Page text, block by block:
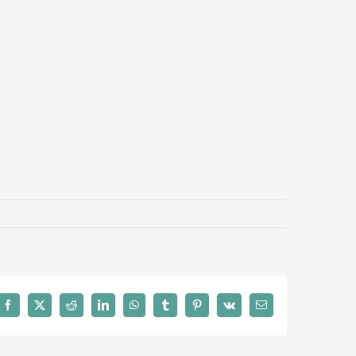
Facebook
X Reddit LinkedInWhatsAppTumblrPinterest
Vk Email